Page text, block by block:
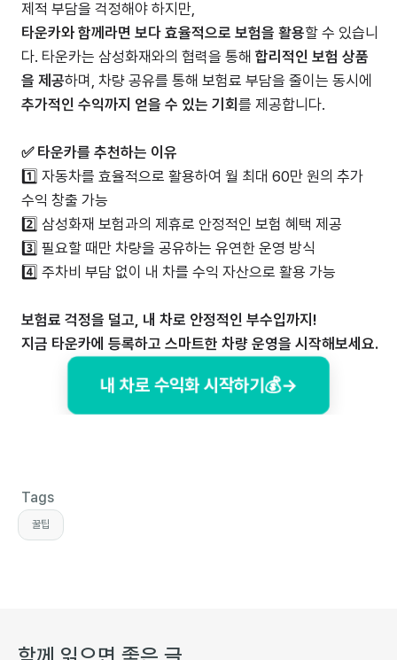
제적 부담을 걱정해야 하지만,
타운카와 함께라면 보다 효율적으로 보험을 활용할 수 있습니
다. 타운카는 삼성화재와의 협력을 통해 합리적인 보험 상품
을 제공하며, 차량 공유를 통해 보험료 부담을 줄이는 동시에
추가적인 수익까지 얻을 수 있는 기회 를 제공합니다.
✅ 타운카를 추천하는 이유
1️⃣ 자동차를 효율적으로 활용하여 월 최대 60만 원의 추가
수익 창출 가능
2️⃣ 삼성화재 보험과의 제휴로 안정적인 보험 혜택 제공
3️⃣ 필요할 때만 차량을 공유하는 유연한 운영 방식
4️⃣ 주차비 부담 없이 내 차를 수익 자산으로 활용 가능
보험료 걱정을 덜고, 내 차로 안정적인 부수입까지!
지금 타운카에 등록하고 스마트한 차량 운영을 시작해보세요.
내 차로 수익화 시작하기💰→
Tags
꿀팁